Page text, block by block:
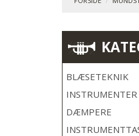
BLÆSETEKNIK
INSTRUMENTER
DÆMPERE